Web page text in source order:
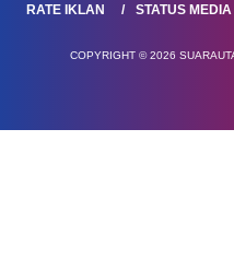
RATE IKLAN
STATUS
COPYRIGHT © 2026